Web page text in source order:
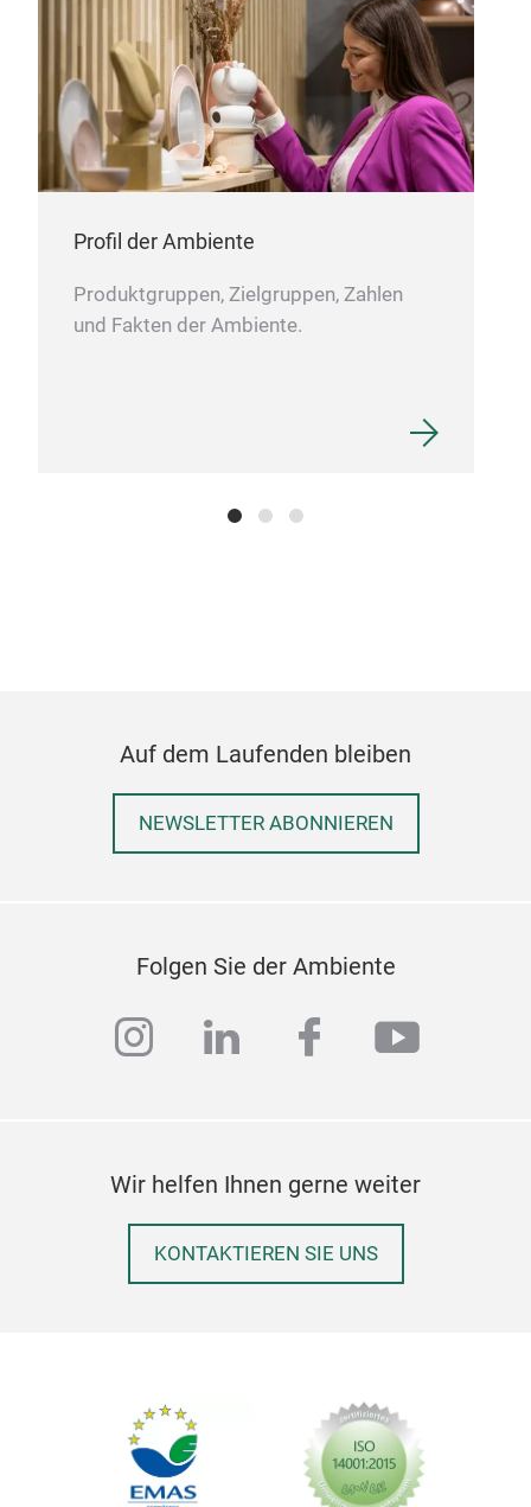
Profil der Ambiente
Produktgruppen, Zielgruppen, Zahlen
und Fakten der Ambiente.
Auf dem Laufenden bleiben
NEWSLETTER ABONNIEREN
Folgen Sie der Ambiente
instagram
linkedinfacebook
Wir helfen Ihnen gerne weiter
KONTAKTIEREN SIE UNS